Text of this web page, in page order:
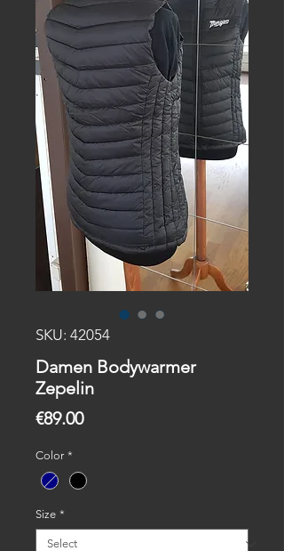
SKU: 42054
Damen Bodywarmer
Zepelin
€89.00Price
Color *
Size *